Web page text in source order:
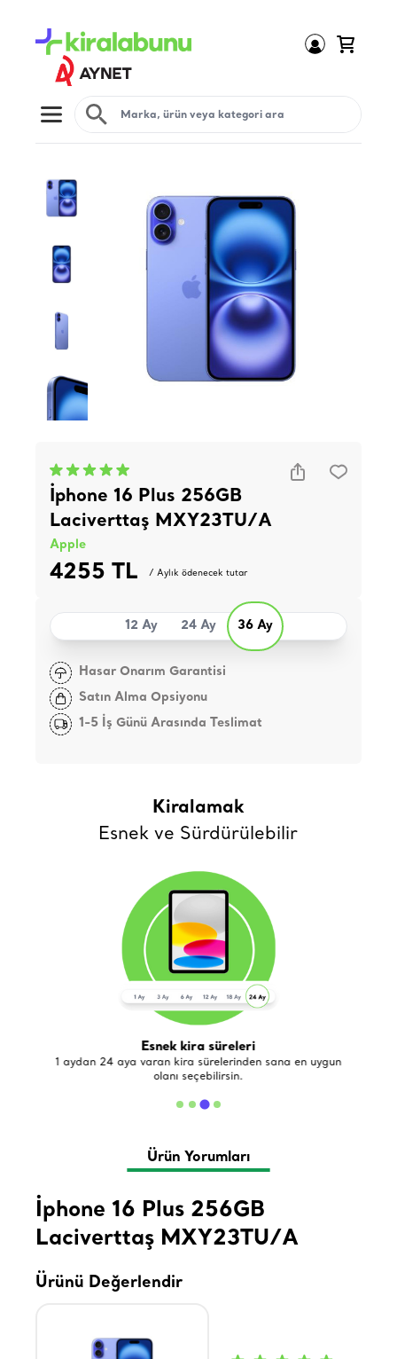
Open menu
İphone 16 Plus 256GB
Laciverttaş MXY23TU/A
Apple
4255 TL / Aylık ödenecek tutar
12 Ay 24 Ay 36 Ay
Hasar Onarım Garantisi
Satın Alma Opsiyonu
1-5 İş Günü Arasında Teslimat
Kiralamak
Esnek ve Sürdürülebilir
Esnek kira süreleri
1 aydan 24 aya varan kira sürelerinden sana en uygun
olanı seçebilirsin.
Ürün Yorumları
İphone 16 Plus 256GB
Laciverttaş MXY23TU/A
Ürünü Değerlendir